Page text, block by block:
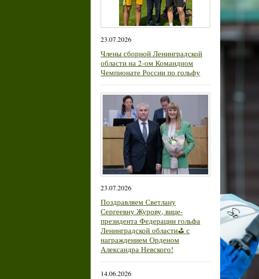
23.07.2026
Члены сборной Ленинградской
области на 2-ом Командном
Чемпионате России по гольфу
23.07.2026
Поздравляем Светлану
Сергеевну Журову, вице-
президента Федерации гольфа
Ленинградской области⛳ с
награждением Орденом
Александра Невского!
14.06.2026